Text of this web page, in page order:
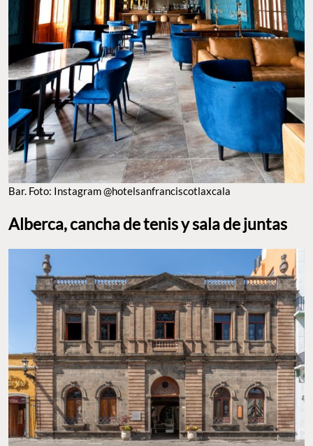
Bar. Foto: Instagram @hotelsanfranciscotlaxcala
Alberca, cancha de tenis y sala de juntas